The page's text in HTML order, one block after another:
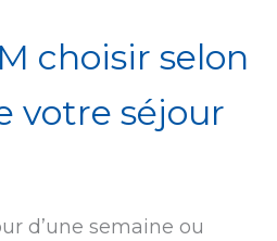
choisir selon
votre séjour
d’une semaine ou